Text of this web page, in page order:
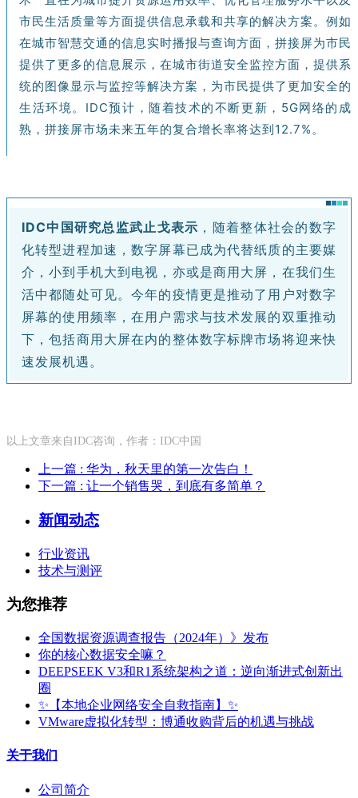
市民生活质量等方面提供信息承载和共享的解决方案。例如
在城市智慧交通的信息实时播报与查询方面，拼接屏为市民
提供了更多的信息展示，在城市街道安全监控方面，提供系
统的图像显示与监控等解决方案，为市民提供了更加安全的
生活环境。IDC预计，随着技术的不断更新，5G网络的成
熟，拼接屏市场未来五年的复合增长率将达到12.7%。
IDC中国研究总监武止戈表示 ，随着整体社会的数字
化转型进程加速，数字屏幕已成为代替纸质的主要媒
介，小到手机大到电视，亦或是商用大屏，在我们生
活中都随处可见。今年的疫情更是推动了用户对数字
屏幕的使用频率，在用户需求与技术发展的双重推动
下，包括商用大屏在内的整体数字标牌市场将迎来快
速发展机遇。
以上文章来自IDC咨询，作者：IDC中国
上一篇 : 华为，秋天里的第一次告白！
下一篇 : 让一个销售哭，到底有多简单？
新闻动态
行业资讯
技术与测评
为您推荐
全国数据资源调查报告（2024年）》发布
你的核心数据安全嘛？
DEEPSEEK V3和R1系统架构之道：逆向渐进式创新出
圈
✨【本地企业网络安全自救指南】✨
VMware虚拟化转型：博通收购背后的机遇与挑战
关于我们
公司简介